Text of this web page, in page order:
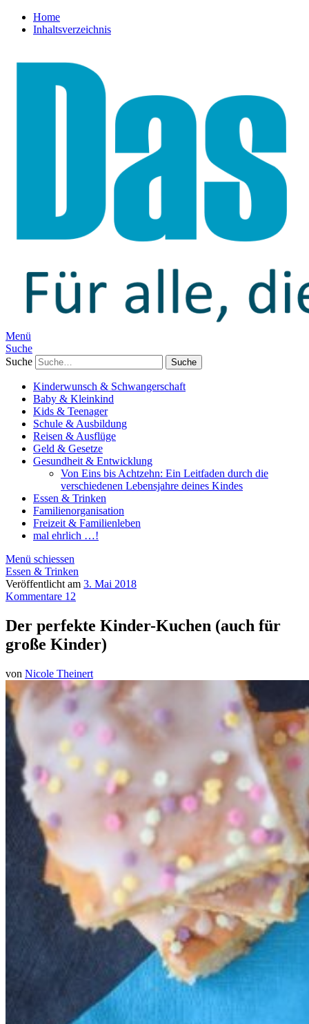
Home
Inhaltsverzeichnis
Menü
Suche
Suche
Kinderwunsch & Schwangerschaft
Baby & Kleinkind
Kids & Teenager
Schule & Ausbildung
Reisen & Ausflüge
Geld & Gesetze
Gesundheit & Entwicklung
Von Eins bis Achtzehn: Ein Leitfaden durch die
verschiedenen Lebensjahre deines Kindes
Essen & Trinken
Familienorganisation
Freizeit & Familienleben
mal ehrlich …!
Menü schiessen
Essen & Trinken
Veröffentlicht am 3. Mai 2018
Kommentare 12
Der perfekte Kinder-Kuchen (auch für
große Kinder)
von Nicole Theinert